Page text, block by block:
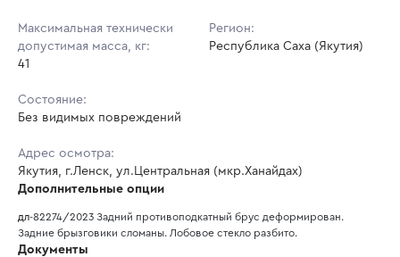
Максимальная технически
допустимая масса, кг:
41
Регион:
Республика Саха (Якутия)
Состояние:
Без видимых повреждений
Адрес осмотра:
Якутия, г.Ленск, ул.Центральная (мкр.Ханайдах)
Дополнительные опции
дл-82274/2023 Задний противоподкатный брус деформирован.
Задние брызговики сломаны. Лобовое стекло разбито.
Документы